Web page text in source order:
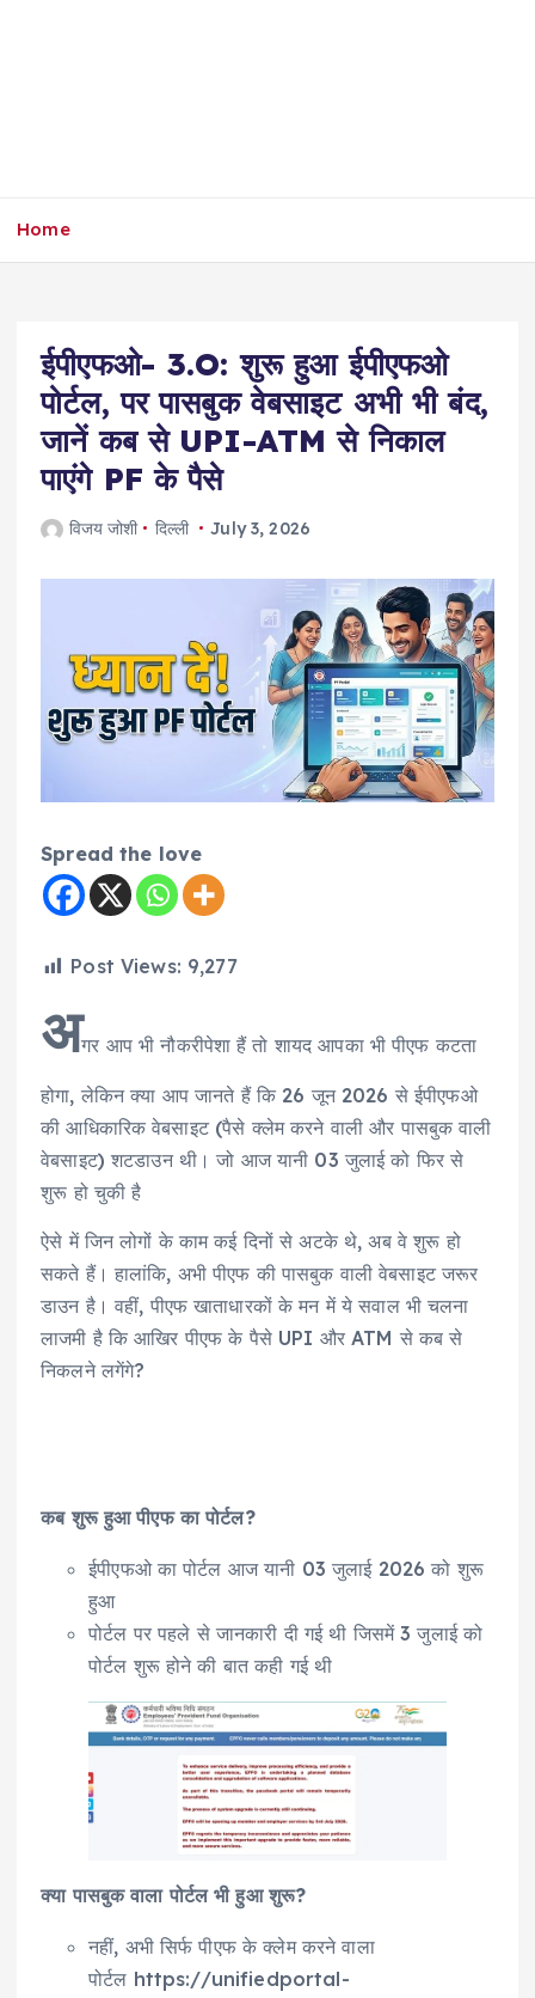
Home
ईपीएफओ- 3.O: शुरू हुआ ईपीएफओ
पोर्टल, पर पासबुक वेबसाइट अभी भी बंद,
जानें कब से UPI-ATM से निकाल
पाएंगे PF के पैसे
विजय जोशी दिल्ली July 3, 2026
Spread the love
Post Views: 9,277
अगर आप भी नौकरीपेशा हैं तो शायद आपका भी पीएफ कटता
होगा, लेकिन क्या आप जानते हैं कि 26 जून 2026 से ईपीएफओ
की आधिकारिक वेबसाइट (पैसे क्लेम करने वाली और पासबुक वाली
वेबसाइट) शटडाउन थी। जो आज यानी 03 जुलाई को फिर से
शुरू हो चुकी है
ऐसे में जिन लोगों के काम कई दिनों से अटके थे, अब वे शुरू हो
सकते हैं। हालांकि, अभी पीएफ की पासबुक वाली वेबसाइट जरूर
डाउन है। वहीं, पीएफ खाताधारकों के मन में ये सवाल भी चलना
लाजमी है कि आखिर पीएफ के पैसे UPI और ATM से कब से
निकलने लगेंगे?
कब शुरू हुआ पीएफ का पोर्टल?
ईपीएफओ का पोर्टल आज यानी 03 जुलाई 2026 को शुरू
हुआ
पोर्टल पर पहले से जानकारी दी गई थी जिसमें 3 जुलाई को
पोर्टल शुरू होने की बात कही गई थी
क्या पासबुक वाला पोर्टल भी हुआ शुरू?
नहीं, अभी सिर्फ पीएफ के क्लेम करने वाला
पोर्टल https://unifiedportal-